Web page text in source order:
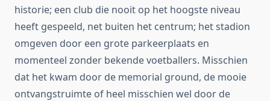
historie; een club die nooit op het hoogste niveau
heeft gespeeld, net buiten het centrum; het stadion
omgeven door een grote parkeerplaats en
momenteel zonder bekende voetballers. Misschien
dat het kwam door de memorial ground, de mooie
ontvangstruimte of heel misschien wel door de